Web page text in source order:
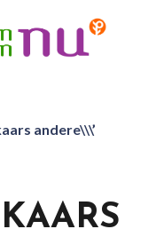
andere\\\’